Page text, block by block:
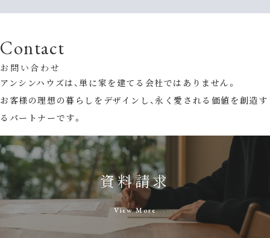
Contact
お問い合わせ
アンシンハウズは、単に家を建てる会社ではありません。
お客様の理想の暮らしをデザインし、永く愛される価値を創造す
るパートナーです。
資料請求
View More